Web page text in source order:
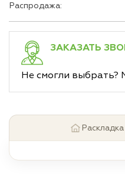
Распродажа:
ЗАКАЗАТЬ
Не смогли